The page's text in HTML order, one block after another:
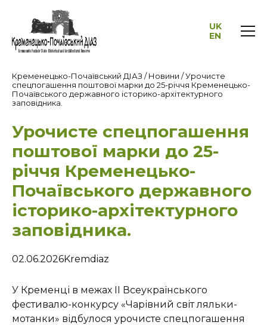
UK
EN
Кременецько-Почаївський ДІАЗ /Новини /Урочисте
спецпогашення поштової марки до 25-річчя Кременецько-
Почаївського державного історико-архітектурного
заповідника.
Урочисте спецпогашення
поштової марки до 25-
річчя Кременецько-
Почаївського державного
історико-архітектурного
заповідника.
02.06.2026Kremdiaz
У Кременці в межах ІІ Всеукраїнського
фестивалю-конкурсу «Чарівний світ ляльки-
мотанки» відбулося урочисте спецпогашення